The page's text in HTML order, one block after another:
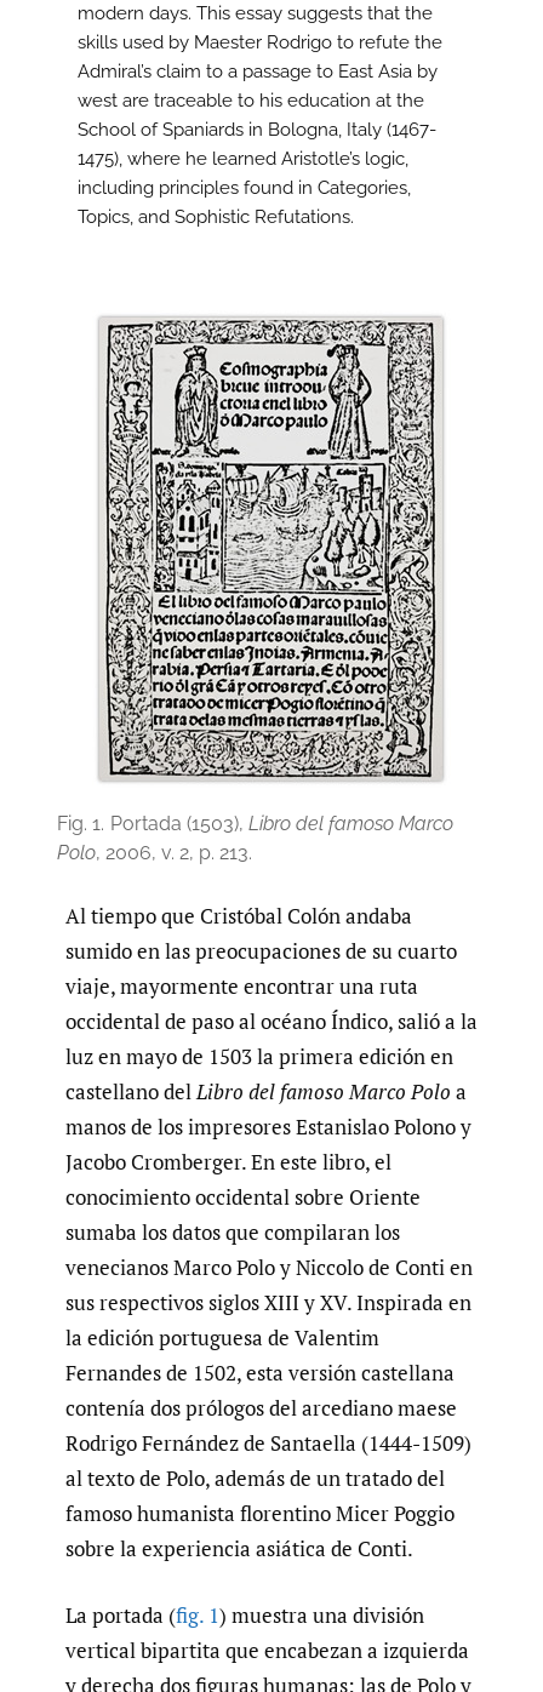
modern days. This essay suggests that the
skills used by Maester Rodrigo to refute the
Admiral’s claim to a passage to East Asia by
west are traceable to his education at the
School of Spaniards in Bologna, Italy (1467-
1475), where he learned Aristotle’s logic,
including principles found in Categories,
Topics, and Sophistic Refutations.
Fig. 1. Portada (1503), Libro del famoso Marco
Polo, 2006, v. 2, p. 213.
Al tiempo que Cristóbal Colón andaba
sumido en las preocupaciones de su cuarto
viaje, mayormente encontrar una ruta
occidental de paso al océano Índico, salió a la
luz en mayo de 1503 la primera edición en
castellano delLibro del famoso Marco Polo a
manos de los impresores Estanislao Polono y
Jacobo Cromberger. En este libro, el
conocimiento occidental sobre Oriente
sumaba los datos que compilaran los
venecianos Marco Polo y Niccolo de Conti en
sus respectivos siglos XIII y XV. Inspirada en
la edición portuguesa de Valentim
Fernandes de 1502, esta versión castellana
contenía dos prólogos del arcediano maese
Rodrigo Fernández de Santaella (1444-1509)
al texto de Polo, además de un tratado del
famoso humanista florentino Micer Poggio
sobre la experiencia asiática de Conti.
La portada (fig. 1) muestra una división
vertical bipartita que encabezan a izquierda
y derecha dos figuras humanas: las de Polo y